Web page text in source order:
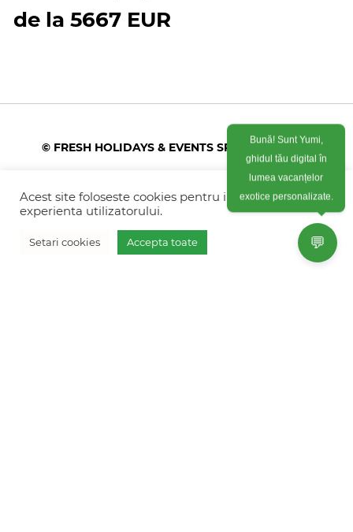
de la 5667 EUR
Vreau oferta personalizata
© FRESH HOLIDAYS & EVENTS SRL 2026
Colonel Corneliu Popeia 43, Sector 5, Bucuresti
(vis-a-vis de Greengate)
+40770 574 088
Acest site foloseste cookies pentru imbunatati
experienta utilizatorului.
Setari cookies Accepta toate 💬
Bună! Sunt Yumi,
ghidul tău digital în
lumea vacanțelor
exotice personalizate.